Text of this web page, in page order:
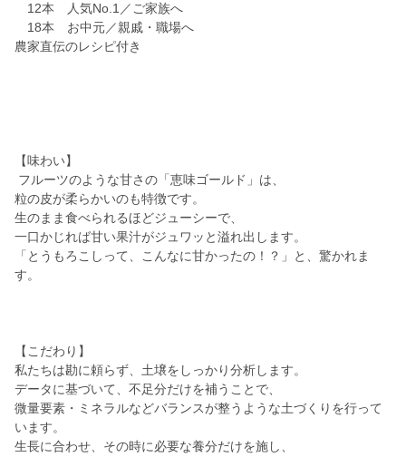
12本 人気No.1／ご家族へ
18本 お中元／親戚・職場へ
農家直伝のレシピ付き
【味わい】
フルーツのような甘さの「恵味ゴールド」は、
粒の皮が柔らかいのも特徴です。
生のまま食べられるほどジューシーで、
一口かじれば甘い果汁がジュワッと溢れ出します。
「とうもろこしって、こんなに甘かったの！？」と、驚かれま
す。
【こだわり】
私たちは勘に頼らず、土壌をしっかり分析します。
データに基づいて、不足分だけを補うことで、
微量要素・ミネラルなどバランスが整うような土づくりを行って
います。
生長に合わせ、その時に必要な養分だけを施し、